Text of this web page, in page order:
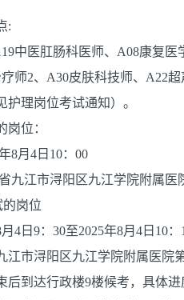
:
中医肛肠科医师、A08康复
师2、A30皮肤科技师、A22
护理岗位考试通知）。
岗位：
8月4日10：00
九江市浔阳区九江学院附属医
岗位
4日9：30至2025年8月4日10：
江市浔阳区九江学院附属医院
后到达行政楼9楼候考，具体